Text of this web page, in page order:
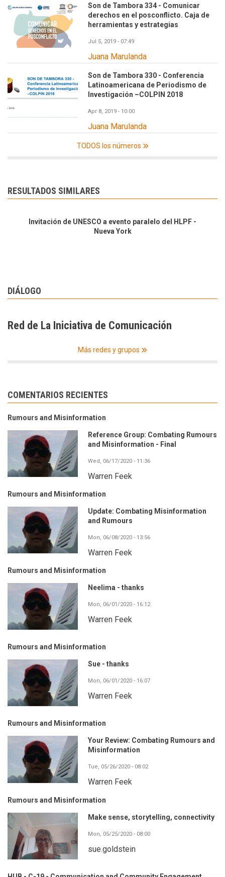
Son de Tambora 334 - Comunicar
derechos en el posconflicto. Caja de
herramientas y estrategias
Jul 5, 2019 - 07:49
Juana Marulanda
Son de Tambora 330 - Conferencia
Latinoamericana de Periodismo de
Investigación –COLPIN 2018
Apr 8, 2019 - 10:00
Juana Marulanda
TODOS los números
RESULTADOS SIMILARES
Invitación de UNESCO a evento paralelo del HLPF -
Nueva York
DIÁLOGO
Red de La Iniciativa de Comunicación
Más redes y grupos
COMENTARIOS RECIENTES
Rumours and Misinformation
Reference Group: Combating Rumours
and Misinformation - Final
Wed, 06/17/2020 - 11:36
Warren Feek
Rumours and Misinformation
Update: Combating Misinformation
and Rumours
Mon, 06/08/2020 - 13:56
Warren Feek
Rumours and Misinformation
Neelima - thanks
Mon, 06/01/2020 - 16:12
Warren Feek
Rumours and Misinformation
Sue - thanks
Mon, 06/01/2020 - 16:07
Warren Feek
Rumours and Misinformation
Your Review: Combating Rumours and
Misinformation
Tue, 05/26/2020 - 08:02
Warren Feek
Rumours and Misinformation
Make sense, storytelling, connectivity
Mon, 05/25/2020 - 08:00
sue.goldstein